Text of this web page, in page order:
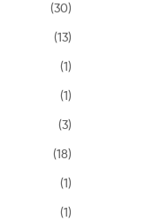
(30)
(13)
(1)
(1)
(3)
(18)
(1)
(1)